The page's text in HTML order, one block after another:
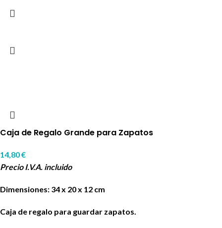
Caja de Regalo Grande para Zapatos
14,80€
Precio I.V.A. incluido
Dimensiones: 34 x 20 x 12 cm
Caja de regalo para guardar zapatos.